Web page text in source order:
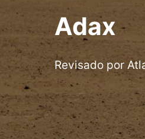
Adax
Revisado por